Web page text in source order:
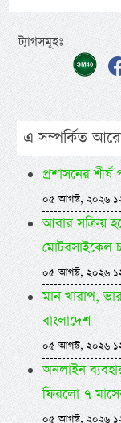
ট্যাগসমূহঃ
এ সম্পর্কিত
প্রশাসনের
০৫ আগস্ট, ২০২৬
আবার সক্রিয়
মোটরসাইকেল
০৫ আগস্ট, ২০২৬
মান খারাপ,
বাংলাদেশ
০৫ আগস্ট, ২০২৬
অনলাইন
ফিরলো ৭
০৫ আগস্ট, ২০২৬